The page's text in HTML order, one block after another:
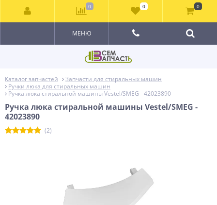
МЕНЮ
Каталог запчастей
Запчасти для стиральных машин
Ручки люка для стиральных машин
Ручка люка стиральной машины Vestel/SMEG - 42023890
Ручка люка стиральной машины Vestel/SMEG -
42023890
(2)
0 0 0